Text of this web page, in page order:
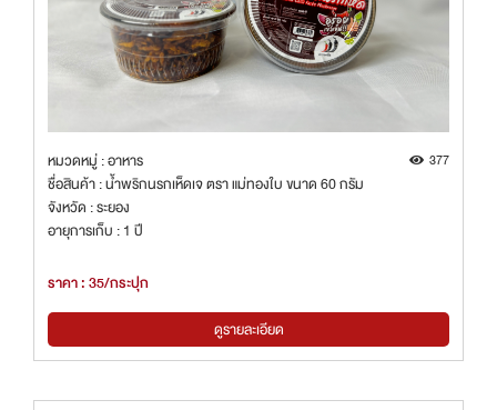
หมวดหมู่ : อาหาร 377
ชื่อสินค้า : น้ำพริกนรกเห็ดเจ ตรา แม่ทองใบ ขนาด 60 กรัม
จังหวัด : ระยอง
อายุการเก็บ : 1 ปี
ราคา : 35/กระปุก
ดูรายละเอียด